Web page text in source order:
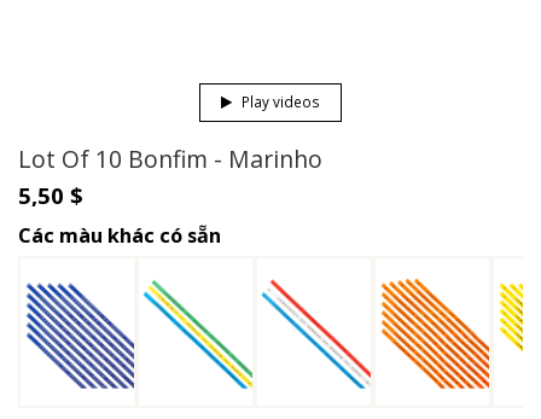
Play videos
Lot Of 10 Bonfim - Marinho
5,50 $
Các màu khác có sẵn